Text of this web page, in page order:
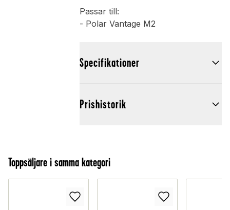
Passar till:
- Polar Vantage M2
Specifikationer
Prishistorik
Toppsäljare i samma kategori